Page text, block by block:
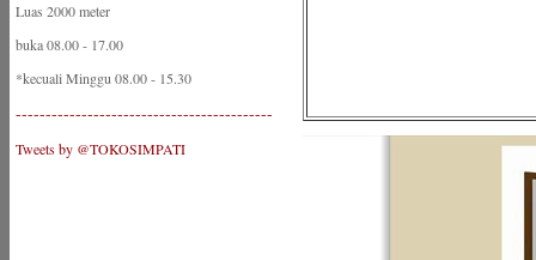
Luas 2000 meter
buka 08.00 - 17.00
*kecuali Minggu 08.00 - 15.30
-------------------------------------------
Tweets by @TOKOSIMPATI